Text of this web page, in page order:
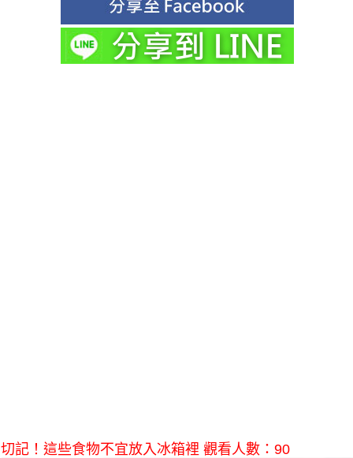
切記！這些食物不宜放入冰箱裡 觀看人數：90